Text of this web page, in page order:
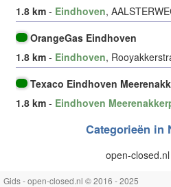
1.8 km - Eindhoven,
OrangeGas Eindhoven
1.8 km - Eindhoven,
Texaco Eindhoven
1.8 km - Eindhoven
Categorieën in
open-closed.nl
Gids - open-closed.nl © 2016 - 2025